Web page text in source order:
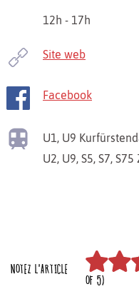
12h - 17h
Site web
Facebook
U1, U9
U2, U9, S5, S7, S75
NOTEZ L'ARTICLE
OF 5)